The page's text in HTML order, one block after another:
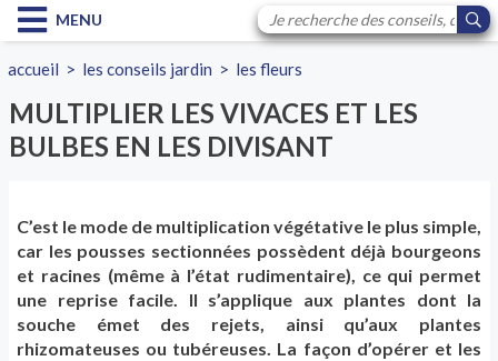
MENU
accueil > les conseils jardin > les fleurs
MULTIPLIER LES VIVACES ET LES
BULBES EN LES DIVISANT
C’est le mode de multiplication végétative le plus simple,
car les pousses sectionnées possèdent déjà bourgeons
et racines (même à l’état rudimentaire), ce qui permet
une reprise facile. Il s’applique aux plantes dont la
souche émet des rejets, ainsi qu’aux plantes
rhizomateuses ou tubéreuses. La façon d’opérer et les